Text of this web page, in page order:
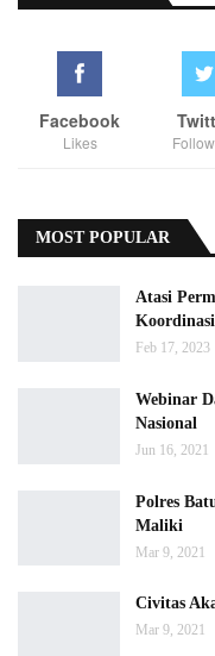
Facebook
Likes
MOST POPULAR
Atasi
Feb 17, 2023
Webinar
Nasional
Jun 16, 2021
Polres
Maliki
Mar 9, 2021
Civitas
Mar 9, 2021